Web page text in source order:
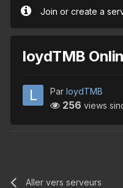
Join or create a
loydTMB
Par loydTMB
256 views
Aller vers serveurs